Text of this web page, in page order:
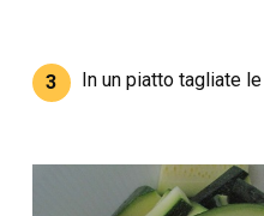
3 In un piatto tagliate